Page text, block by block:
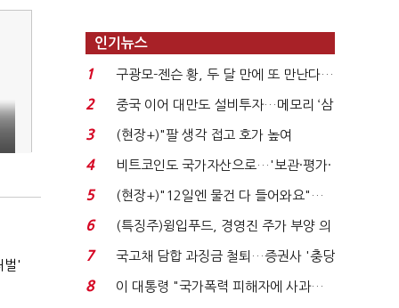
벌'
인기뉴스
1
구광모-젠슨 황, 두 달 만에 또 만난다…
로봇·AI 등 논...
2
중국 이어 대만도 설비투자…메모리 ‘삼
국전쟁’
3
(현장+)"팔 생각 접고 호가 높여
요"…'덜 똘똘한 한 채' 20...
4
비트코인도 국가자산으로…'보관·평가·
처분' 기준은 ...
5
(현장+)"12일엔 물건 다 들어와요"…
빈 매대 채우며 문 연 ...
6
(특징주)윙입푸드, 경영진 주가 부양 의
지에 상한가...
7
국고채 담합 과징금 철퇴…증권사 '충당
금 폭탄' 우려...
8
이 대통령 "국가폭력 피해자에 사과…